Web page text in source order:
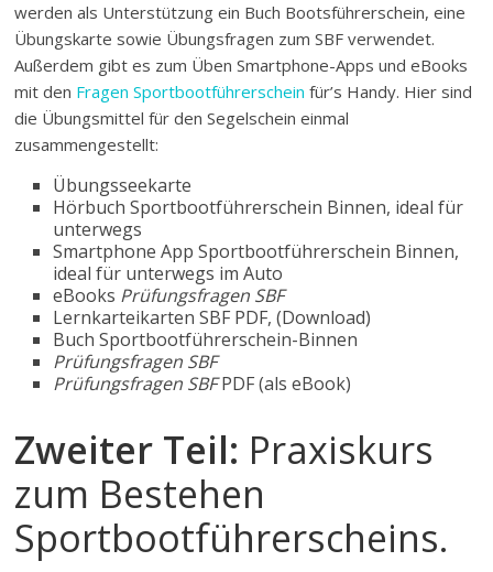
werden als Unterstützung ein Buch Bootsführerschein, eine
Übungskarte sowie Übungsfragen zum SBF verwendet.
Außerdem gibt es zum Üben Smartphone-Apps und eBooks
mit den Fragen Sportbootführerschein für’s Handy. Hier sind
die Übungsmittel für den Segelschein einmal
zusammengestellt:
Übungsseekarte
Hörbuch Sportbootführerschein Binnen, ideal für
unterwegs
Smartphone App Sportbootführerschein Binnen,
ideal für unterwegs im Auto
eBooks Prüfungsfragen SBF
Lernkarteikarten SBF PDF, (Download)
Buch Sportbootführerschein-Binnen
Prüfungsfragen SBF
Prüfungsfragen SBFPDF (als eBook)
Zweiter Teil: Praxiskurs
zum Bestehen
Sportbootführerscheins.